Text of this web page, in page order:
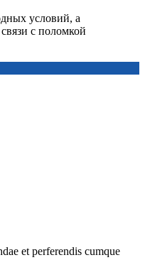
условий, а
с поломкой
et perferendis cumque